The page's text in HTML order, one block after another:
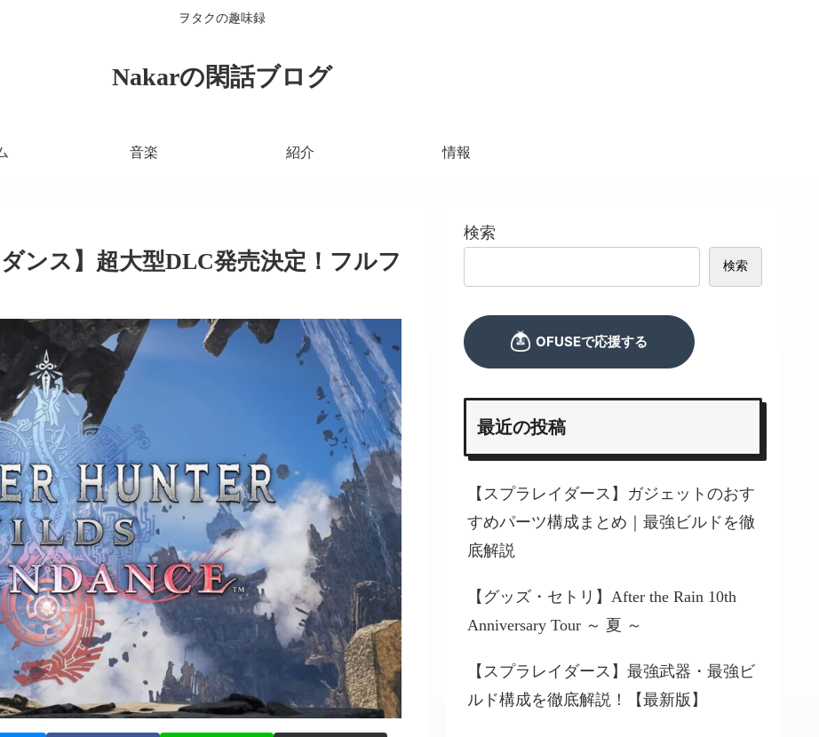
ヲタクの趣味録
Nakarの閑話ブログ
音楽 紹介 情報
ンス】超大型DLC発売決定！フルフ
検索
検索
最近の投稿
【スプラレイダース】ガジェットのおす
すめパーツ構成まとめ｜最強ビルドを徹
底解説
【グッズ・セトリ】After the Rain 10th
Anniversary Tour ～ 夏 ～
【スプラレイダース】最強武器・最強ビ
ルド構成を徹底解説！【最新版】